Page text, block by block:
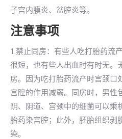
子宫内膜炎、盆腔炎等。
注意事项
1.禁止同房：有些人吃打胎药流
很短，也有些人出血时有时无。
房。因为吃打胎药流产时宫颈口
宫腔的作用减弱。同房时，男性
阴、阴道、宫颈中的细菌可以乘
胎药染宫腔；此外，胚胎组织剥
染。